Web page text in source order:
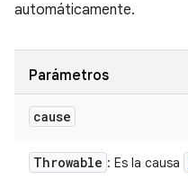
automáticamente.
Parámetros
cause
Throwable : Es la causa